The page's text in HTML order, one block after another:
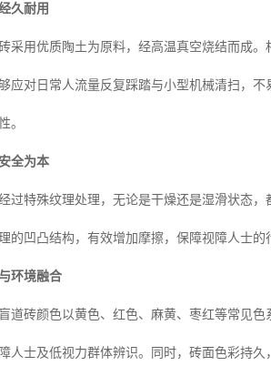
久耐用
采用优质陶土为原料，经高温真空烧结而成
应对日常人流量反复踩踏与小型机械清扫，
。
全为本
过特殊纹理处理，无论是干燥还是湿滑状态
的凹凸结构，有效增加摩擦，保障视障人士的
环境融合
道砖颜色以黄色、红色、麻黄、枣红等常见
人士及低视力群体辨识。同时，砖面色彩持